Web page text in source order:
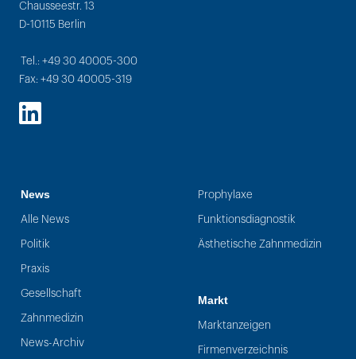
Chausseestr. 13
D-10115 Berlin
Tel.: +49 30 40005-300
Fax: +49 30 40005-319
LinkedIn
News
Alle News
Politik
Praxis
Gesellschaft
Zahnmedizin
News-Archiv
Prophylaxe
Funktionsdiagnostik
Ästhetische Zahnmedizin
Markt
Marktanzeigen
Firmenverzeichnis